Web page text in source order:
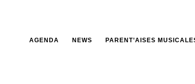
AGENDA NEWS PARENT’AISES